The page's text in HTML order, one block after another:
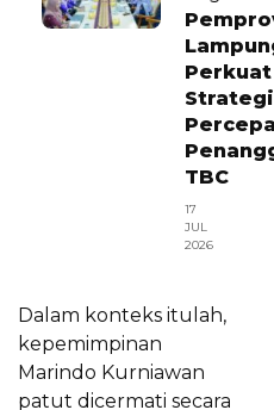
Perkuat
Strategi
TBC
17
JUL
2026
Dalam konteks itulah,
kepemimpinan
Marindo Kurniawan
patut dicermati secara